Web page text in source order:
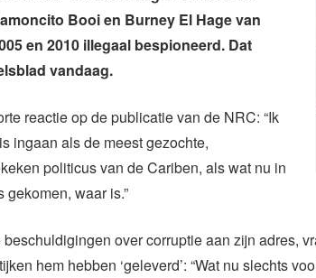
Booi en Burney El Hage van
en 2010 illegaal bespioneerd. Dat
vandaag.
reactie op de publicatie van de NRC: “Ik
ingaan als de meest gezochte,
politicus van de Cariben, als wat nu in
waar is.”
beschuldigingen over corruptie aan zijn adres,
hem hebben ‘geleverd’: “Wat nu slechts